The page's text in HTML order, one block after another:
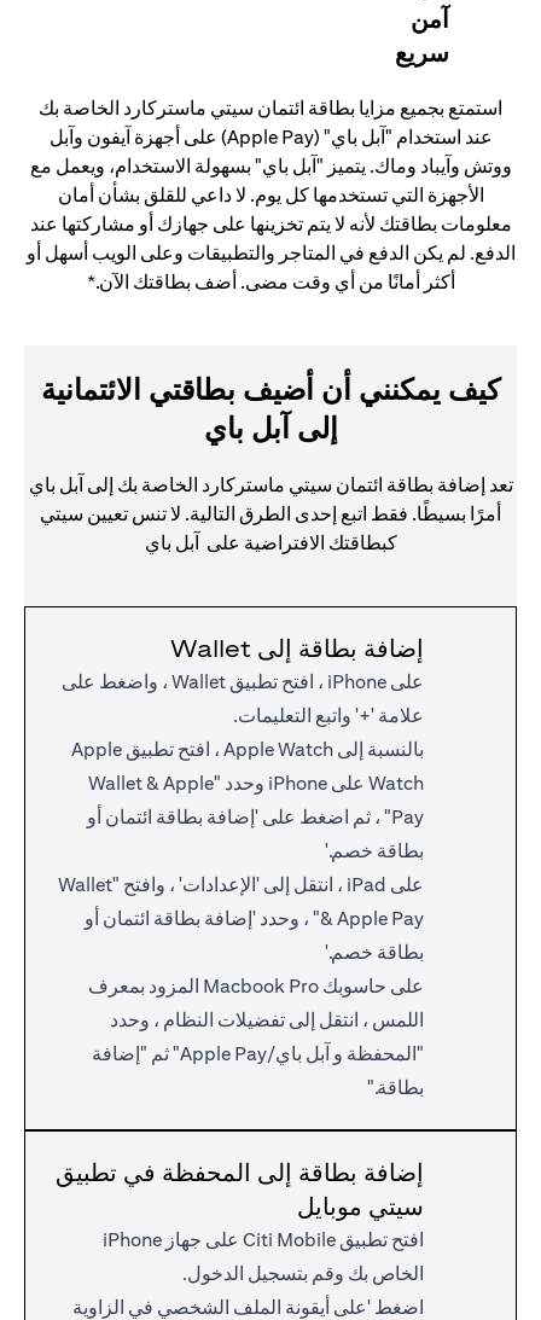
آمن
سريع
استمتع بجميع مزايا بطاقة ائتمان سيتي ماستركارد الخاصة بك
عند استخدام "آبل باي" (Apple Pay) على أجهزة آيفون وآبل
ووتش وآيباد وماك. يتميز "آبل باي" بسهولة الاستخدام، ويعمل مع
الأجهزة التي تستخدمها كل يوم. لا داعي للقلق بشأن أمان
معلومات بطاقتك لأنه لا يتم تخزينها على جهازك أو مشاركتها عند
الدفع. لم يكن الدفع في المتاجر والتطبيقات وعلى الويب أسهل أو
أكثر أمانًا من أي وقت مضى. أضف بطاقتك الآن.*
كيف يمكنني أن أضيف بطاقتي الائتمانية
إلى آبل باي
تعد إضافة بطاقة ائتمان سيتي ماستركارد الخاصة بك إلى آبل باي
أمرًا بسيطًا. فقط اتبع إحدى الطرق التالية. لا تنس تعيين سيتي
كبطاقتك الافتراضية على آبل باي
إضافة بطاقة إلى Wallet
على iPhone ، افتح تطبيق Wallet ، واضغط على
علامة '+' واتبع التعليمات.
بالنسبة إلى Apple Watch ، افتح تطبيق Apple
Watch على iPhone وحدد "Wallet & Apple
Pay" ، ثم اضغط على 'إضافة بطاقة ائتمان أو
بطاقة خصم.'
على iPad ، انتقل إلى 'الإعدادات' ، وافتح "Wallet
& Apple Pay" ، وحدد 'إضافة بطاقة ائتمان أو
بطاقة خصم.'
على حاسوبك Macbook Pro المزود بمعرف
اللمس ، انتقل إلى تفضيلات النظام ، وحدد
"المحفظة و آبل باي/Apple Pay" ثم "إضافة
بطاقة."
إضافة بطاقة إلى المحفظة في تطبيق
سيتي موبايل
افتح تطبيق Citi Mobile على جهاز iPhone
الخاص بك وقم بتسجيل الدخول.
اضغط 'على أيقونة الملف الشخصي في الزاوية